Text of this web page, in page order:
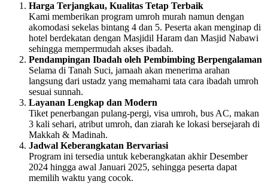
Harga Terjangkau, Kualitas Tetap Terbaik
Kami memberikan program umroh murah namun dengan
akomodasi sekelas bintang 4 dan 5. Peserta akan menginap di
hotel berdekatan dengan Masjidil Haram dan Masjid Nabawi
sehingga mempermudah akses ibadah.
Pendampingan Ibadah oleh Pembimbing Berpengalaman
Selama di Tanah Suci, jamaah akan menerima arahan
langsung dari ustadz yang memahami tata cara ibadah umroh
sesuai sunnah.
Layanan Lengkap dan Modern
Tiket penerbangan pulang-pergi, visa umroh, bus AC, makan
3 kali sehari, atribut umroh, dan ziarah ke lokasi bersejarah di
Makkah & Madinah.
Jadwal Keberangkatan Bervariasi
Program ini tersedia untuk keberangkatan akhir Desember
2024 hingga awal Januari 2025, sehingga peserta dapat
memilih waktu yang cocok.